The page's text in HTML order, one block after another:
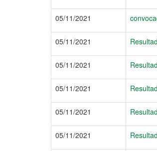
05/11/2021
05/11/2021
05/11/2021
05/11/2021
05/11/2021
05/11/2021